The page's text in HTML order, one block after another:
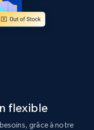
Initial
count, and
-
search
flexible
grâce à notre